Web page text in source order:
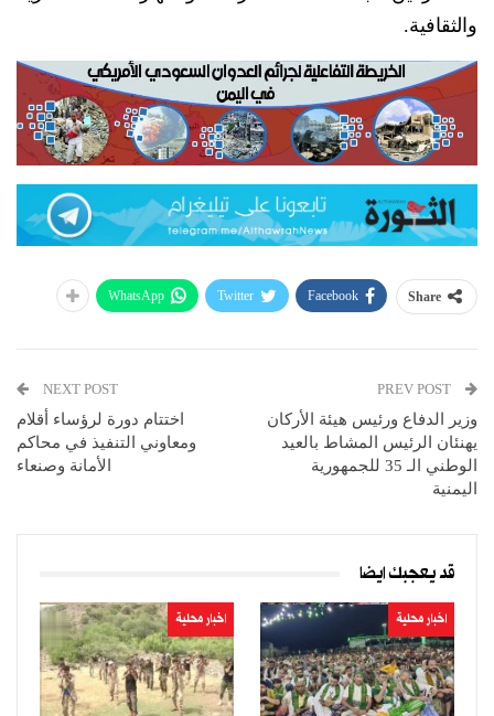
والثقافية.
Share
Facebook
Twitter
WhatsApp
وزير الدفاع ورئيس هيئة الأركان
يهنئان الرئيس المشاط بالعيد
الوطني الـ 35 للجمهورية
اليمنية
NEXT POST
اختتام دورة لرؤساء أقلام
ومعاوني التنفيذ في محاكم
الأمانة وصنعاء
قد يعجبك ايضا
اخبار محلية اخبار محلية